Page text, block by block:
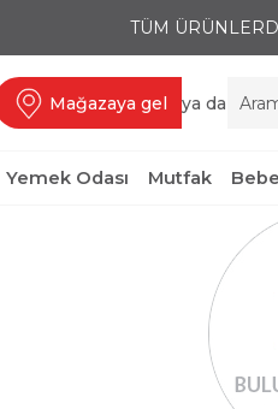
TÜM
Mağazaya gel ya da
Yemek Odası Mutfak